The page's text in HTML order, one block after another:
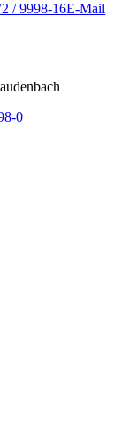
/ 9998-16E-Mail
0